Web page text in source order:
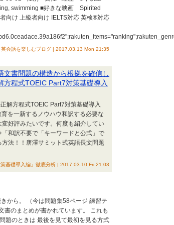
swimming ■好きな映画 Spirited
向け 上級者向け IELTS対応 英検®対応
英会話を楽しむブログ | 2017.03.13 Mon 21:35
文書問題の構造から根拠を確信し
程式TOEIC Part7対策基礎導入
解方程式TOEIC Part7対策基礎導入
を一新するノウハウ和訳する必要な
好評みたいです。何度も紹介してい
和訳不要で「キーワードと公式」で
法！！唐澤サミット式英語長文問題
基礎導入編」徹底分析 | 2017.03.10 Fri 21:03
から。 （今は問題集58ページ 練習テ
書のまとめが書かれています。 これも
題のときは 最後を見て最初を見る方式